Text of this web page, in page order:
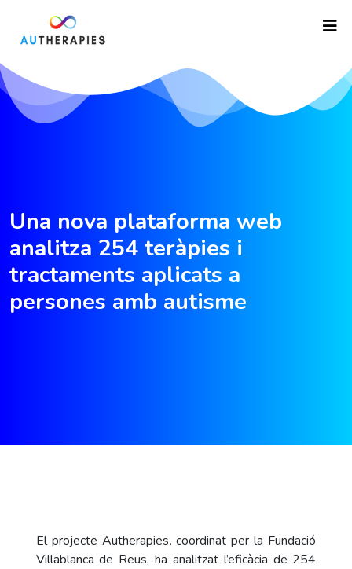
Una nova plataforma web
analitza 254 teràpies i
tractaments aplicats a
persones amb autisme
El projecte Autherapies, coordinat per la Fundació
Villablanca de Reus, ha analitzat l’eficàcia de 254